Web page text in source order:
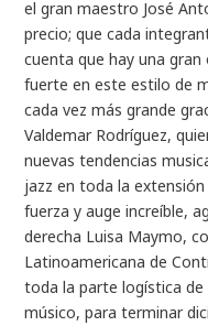
el gran maestro José
precio; que cada
cuenta que hay una
fuerte en este estilo de
cada vez más grande
Valdemar Rodríguez,
nuevas tendencias
jazz en toda la
fuerza y auge increíble,
derecha Luisa Maymo,
Latinoamericana de
toda la parte logística
músico, para terminar